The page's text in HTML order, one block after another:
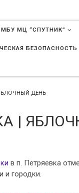
МЦ “СПУТНИК”
БЕЗОПАСНОСТЬ
ДЕНЬ
|
в п. Петряевка
и городки.